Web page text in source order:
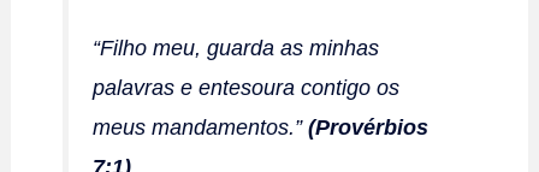
“Filho meu, guarda as minhas
palavras e entesoura contigo os
meus mandamentos.”(Provérbios